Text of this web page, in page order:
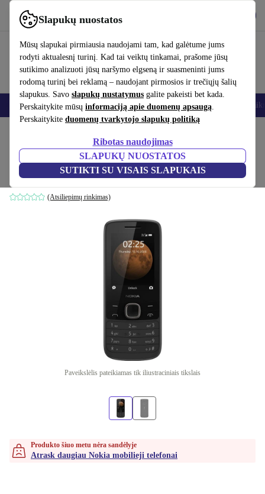
Slapukų nuostatos
Mūsų slapukai pirmiausia naudojami tam, kad galėtume jums
rodyti aktualesnį turinį. Kad tai veiktų tinkamai, prašome jūsų
sutikimo analizuoti jūsų naršymo elgseną ir suasmeninti jums
rodomą turinį bei reklamą – naudojant pirmosios ir trečiųjų šalių
slapukus. Savo slapukų nustatymus galite pakeisti bet kada.
Perskaitykite mūsų informaciją apie duomenų apsaugą.
Perskaitykite duomenų tvarkytojo slapukų politiką
Ribotas naudojimas
SLAPUKŲ NUOSTATOS
SUTIKTI SU VISAIS SLAPUKAIS
Naudok refurbed greitai ir paprastai
Išmanieji telefonai Nešiojamieji kompiuteriai Planšetės Išmanieji
Nokia 225 4G
Dual-SIM | juodas
(Atsiliepimų rinkimas)
Paveikslėlis pateikiamas tik iliustraciniais tikslais
Produkto šiuo metu nėra sandėlyje
Atrask daugiau Nokia mobilieji telefonai